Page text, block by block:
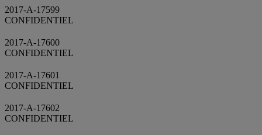
2017-A-17599
CONFIDENTIEL
2017-A-17600
CONFIDENTIEL
2017-A-17601
CONFIDENTIEL
2017-A-17602
CONFIDENTIEL